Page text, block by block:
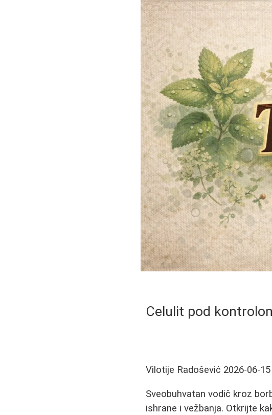
Celulit pod
Vilotije Radošević 2026-06-15
Sveobuhvatan vodič kroz
ishrane i vežbanja. Otkrijte